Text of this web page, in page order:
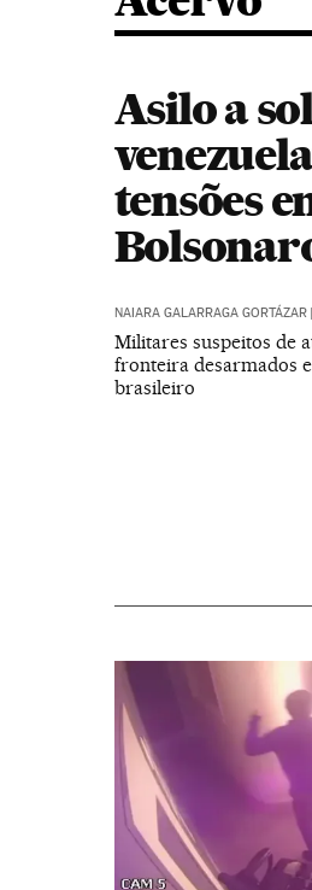
Asilo a
tensões
NAIARA GALARRAGA GORTÁZAR |
Militares suspeitos de
fronteira desarmados
brasileiro